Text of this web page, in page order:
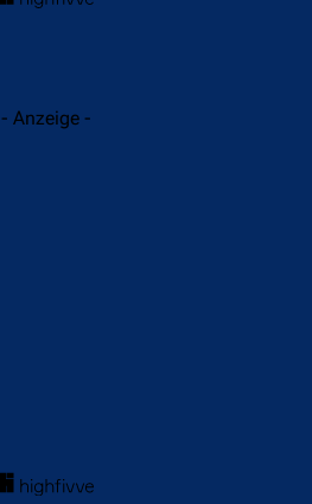
- Anzeige -